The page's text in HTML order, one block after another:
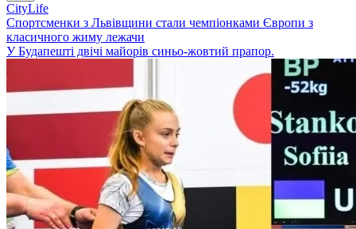
CityLife
Спортсменки з Львівщини стали чемпіонками Європи з
класичного жиму лежачи
У Будапешті двічі майорів синьо-жовтий прапор.